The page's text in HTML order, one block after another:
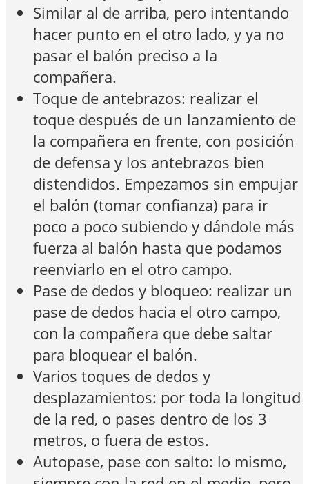
Similar al de arriba, pero intentando
hacer punto en el otro lado, y ya no
pasar el balón preciso a la
compañera.
Toque de antebrazos: realizar el
toque después de un lanzamiento de
la compañera en frente, con posición
de defensa y los antebrazos bien
distendidos. Empezamos sin empujar
el balón (tomar confianza) para ir
poco a poco subiendo y dándole más
fuerza al balón hasta que podamos
reenviarlo en el otro campo.
Pase de dedos y bloqueo: realizar un
pase de dedos hacia el otro campo,
con la compañera que debe saltar
para bloquear el balón.
Varios toques de dedos y
desplazamientos: por toda la longitud
de la red, o pases dentro de los 3
metros, o fuera de estos.
Autopase, pase con salto: lo mismo,